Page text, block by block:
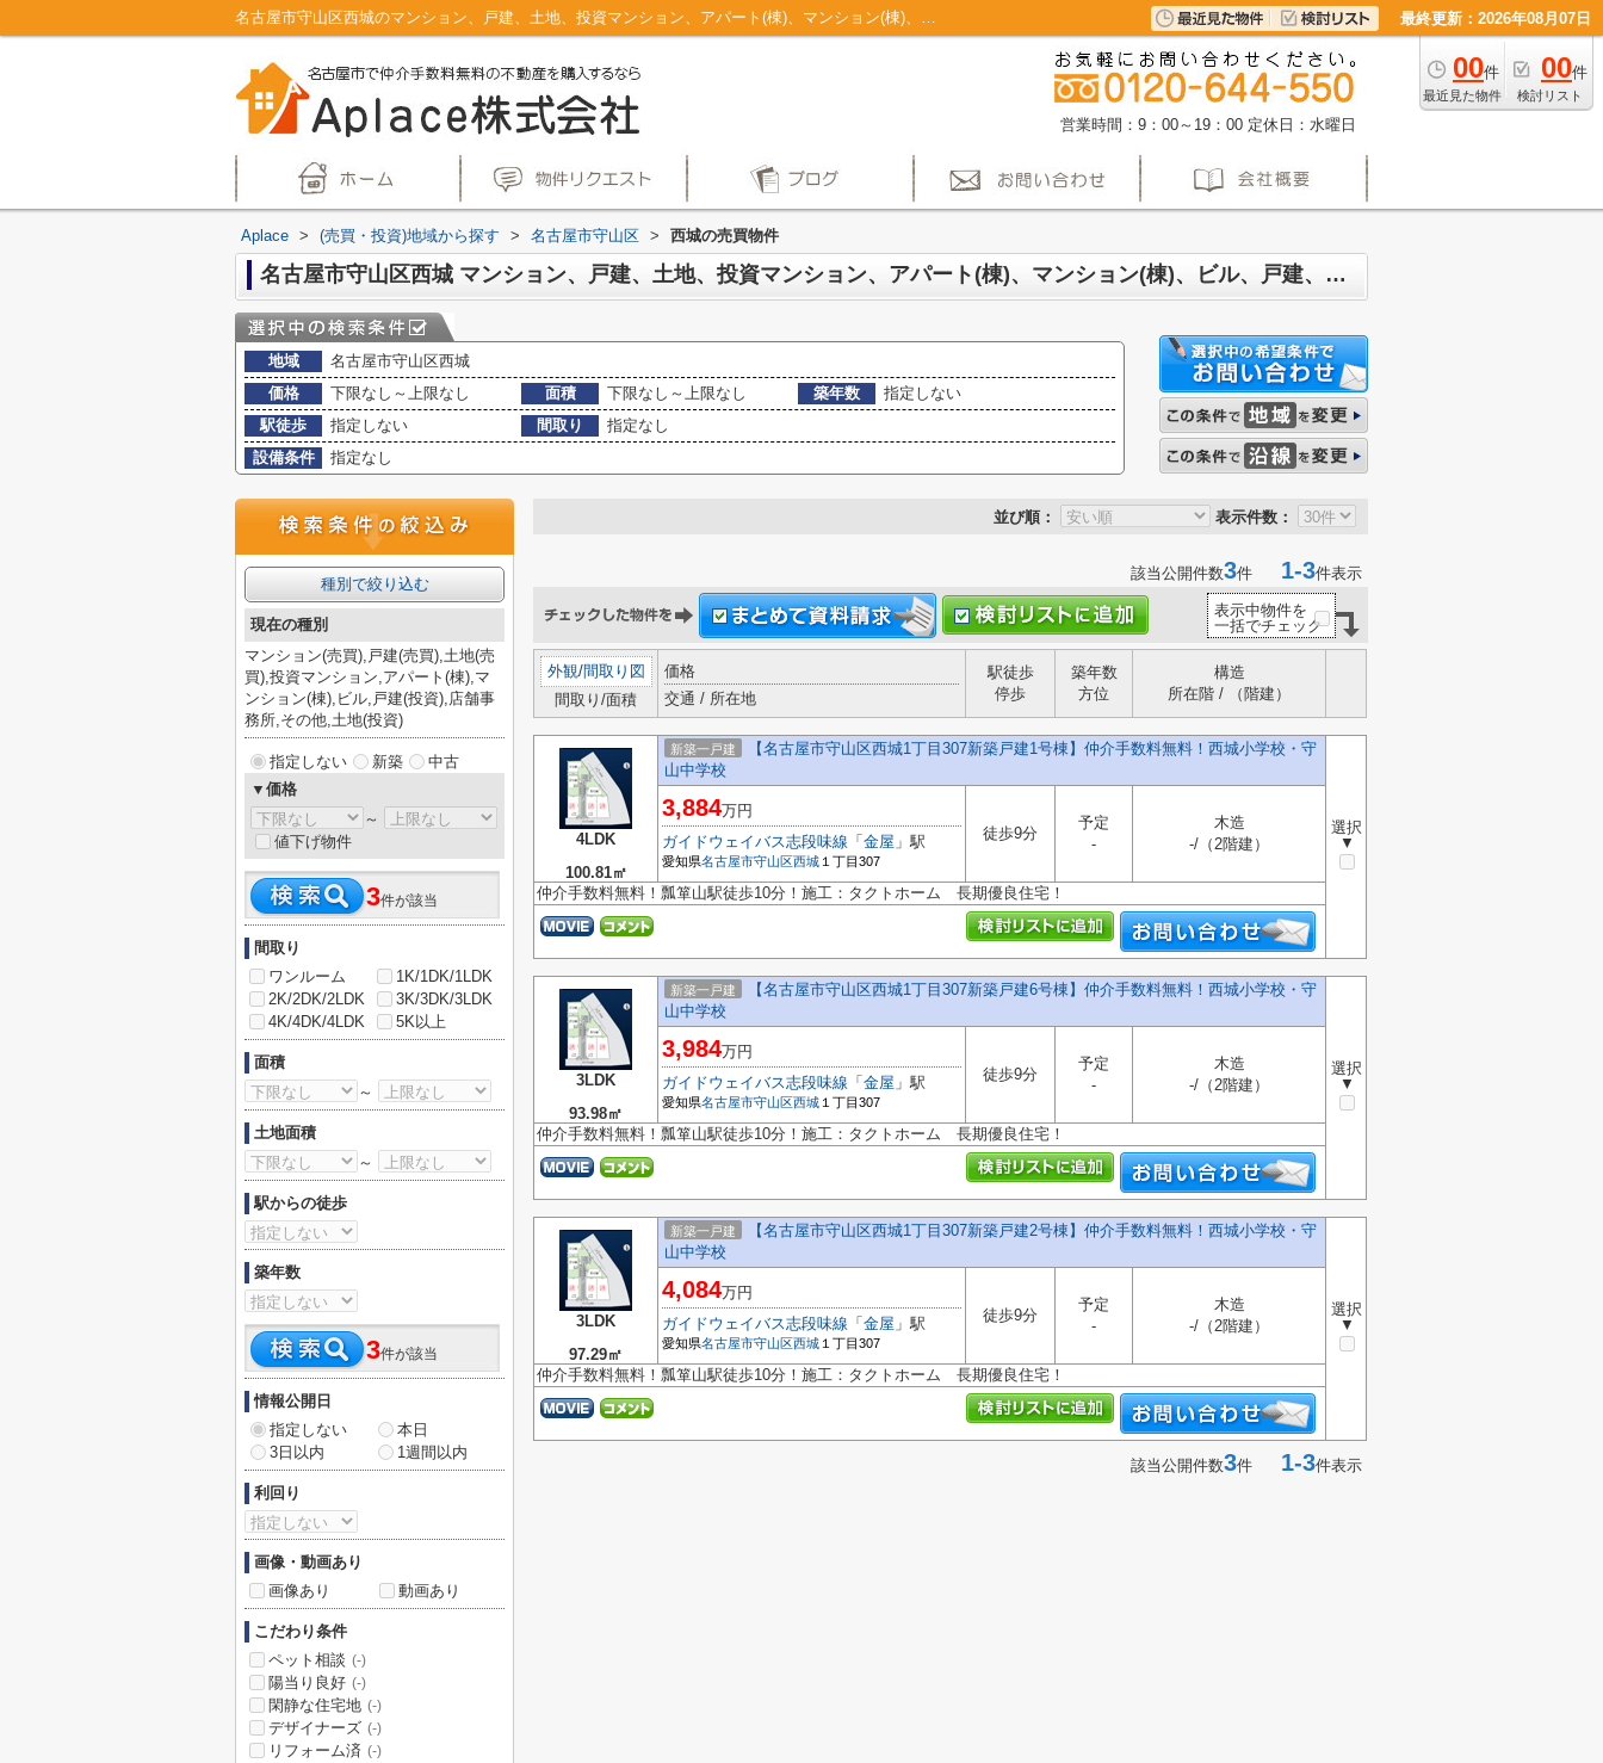
名古屋市守山区西城のマンション、戸建、土地、投資マンション、アパート(棟)、マンション(棟)、ビル、戸建、店舗事務所、その他、土地一覧｜仲介手数料無料！名古屋市で新築戸建てを探すならAplace 最終更新：2026年08月07日
00件
最近見た物件
00件
検討リスト
営業時間：9：00～19：00 定休日：水曜日
Aplace > (売買・投資)地域から探す > 名古屋市守山区 > 西城の売買物件
名古屋市守山区西城 マンション、戸建、土地、投資マンション、アパート(棟)、マンション(棟)、ビル、戸建、店舗事務所、その他、土地一覧
地域
名古屋市守山区西城
価格
下限なし～上限なし 面積 下限なし～上限なし 築年数
指定しない
駅徒歩
指定しない 間取り
指定なし
設備条件
指定なし
並び順： 表示件数：
該当公開件数3件 1-3件表示
表示中物件を
一括でチェック
外観/間取り図
間取り/面積
価格
交通 / 所在地
駅徒歩
停歩
築年数
方位
構造
所在階 / （階建）
4LDK
100.81㎡
新築一戸建
【名古屋市守山区西城1丁目307新築戸建1号棟】仲介手数料無料！西城小学校・守
山中学校
選択
▼
3,884万円
ガイドウェイバス志段味線 「 金屋 」駅
愛知県名古屋市守山区西城 １丁目307
徒歩9分
予定
-
木造
-/（2階建）
仲介手数料無料！瓢箪山駅徒歩10分！施工：タクトホーム 長期優良住宅！
3LDK
93.98㎡
新築一戸建
【名古屋市守山区西城1丁目307新築戸建6号棟】仲介手数料無料！西城小学校・守
山中学校
選択
▼
3,984万円
ガイドウェイバス志段味線 「 金屋 」駅
愛知県名古屋市守山区西城 １丁目307
徒歩9分
予定
-
木造
-/（2階建）
仲介手数料無料！瓢箪山駅徒歩10分！施工：タクトホーム 長期優良住宅！
3LDK
97.29㎡
新築一戸建
【名古屋市守山区西城1丁目307新築戸建2号棟】仲介手数料無料！西城小学校・守
山中学校
選択
▼
4,084万円
ガイドウェイバス志段味線 「 金屋 」駅
愛知県名古屋市守山区西城 １丁目307
徒歩9分
予定
-
木造
-/（2階建）
仲介手数料無料！瓢箪山駅徒歩10分！施工：タクトホーム 長期優良住宅！
該当公開件数3件 1-3件表示
種別で絞り込む
現在の種別
マンション(売買),戸建(売買),土地(売
買),投資マンション,アパート(棟),マ
ンション(棟),ビル,戸建(投資),店舗事
務所,その他,土地(投資)
指定しない 新築
中古
▼価格
～
値下げ物件
3件が該当
間取り
ワンルーム
1K/1DK/1LDK
2K/2DK/2LDK
3K/3DK/3LDK
4K/4DK/4LDK
5K以上
面積
～
土地面積
～
駅からの徒歩
築年数
3件が該当
情報公開日
指定しない
本日
3日以内
1週間以内
利回り
画像・動画あり
画像あり
動画あり
こだわり条件
ペット相談 (-)
陽当り良好 (-)
閑静な住宅地 (-)
デザイナーズ (-)
リフォーム済 (-)